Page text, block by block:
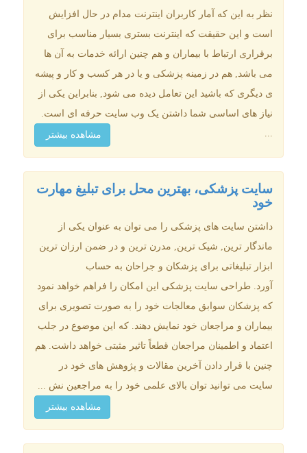
نظر به این که آمار کاربران اینترنت مدام در حال افزایش
است و این حقیقت که اینترنت بستری بسیار مناسب برای
برقراری ارتباط با بیماران و هم چنین ارائه خدمات به آن ها
می باشد, هم در زمینه پزشکی و یا در هر کسب و کار و پیشه
ی دیگری که باشید این تعامل دیده می شود, بنابراین یکی از
نیاز های اساسی شما داشتن یک وب سایت حرفه ای است.
...
مشاهده بیشتر
سایت پزشکی، بهترین محل برای تبلیغ مهارت
خود
داشتن سایت های پزشکی را می توان به عنوان یکی از
ماندگار ترین, شیک ترین, مدرن ترین و در ضمن ارزان ترین
ابزار تبلیغاتی برای پزشکان و جراحان به حساب
آورد. طراحی سایت پزشکی این امکان را فراهم خواهد نمود
که پزشکان سوابق معالجات خود را به صورت تصویری برای
بیماران و مراجعان خود نمایش دهند. که این موضوع در جلب
اعتماد و اطمینان مراجعان قطعاً تاثیر مثبتی خواهد داشت. هم
چنین با قرار دادن آخرین مقالات و پژوهش های خود در
سایت می توانید توان بالای علمی خود را به مراجعین نش ...
مشاهده بیشتر